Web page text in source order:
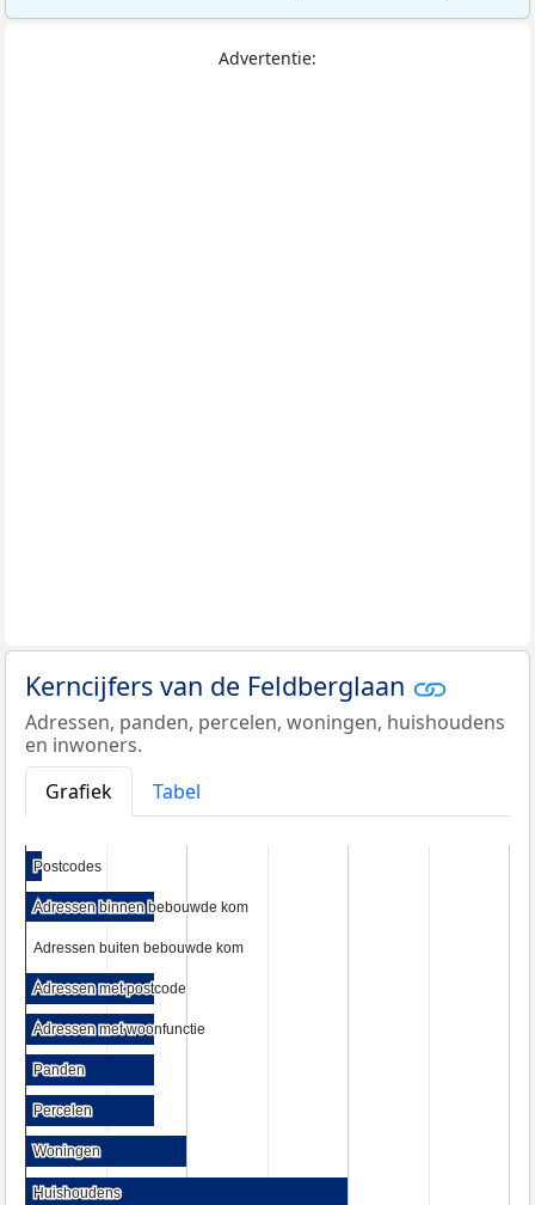
Advertentie:
Kerncijfers van de Feldberglaan
Adressen, panden, percelen, woningen, huishoudens
en inwoners.
Grafiek
Tabel
Postcodes
Postcodes
Adressen binnen bebouwde kom
Adressen binnen bebouwde kom
Adressen buiten bebouwde kom
Adressen buiten bebouwde kom
Adressen met postcode
Adressen met postcode
Adressen met woonfunctie
Adressen met woonfunctie
Panden
Panden
Percelen
Percelen
Woningen
Woningen
Huishoudens
Huishoudens